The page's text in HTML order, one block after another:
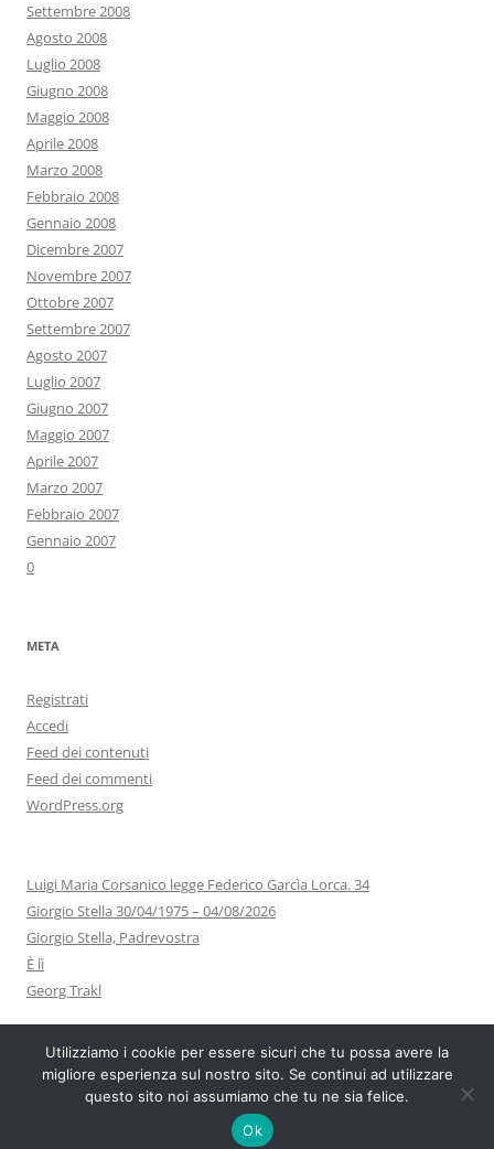
Settembre 2008
Agosto 2008
Luglio 2008
Giugno 2008
Maggio 2008
Aprile 2008
Marzo 2008
Febbraio 2008
Gennaio 2008
Dicembre 2007
Novembre 2007
Ottobre 2007
Settembre 2007
Agosto 2007
Luglio 2007
Giugno 2007
Maggio 2007
Aprile 2007
Marzo 2007
Febbraio 2007
Gennaio 2007
0
META
Registrati
Accedi
Feed dei contenuti
Feed dei commenti
WordPress.org
Luigi Maria Corsanico legge Federico Garcìa Lorca. 34
Giorgio Stella 30/04/1975 – 04/08/2026
Giorgio Stella, Padrevostra
È lì
Georg Trakl
Utilizziamo i cookie per essere sicuri che tu possa avere la
migliore esperienza sul nostro sito. Se continui ad utilizzare
questo sito noi assumiamo che tu ne sia felice.
Ok